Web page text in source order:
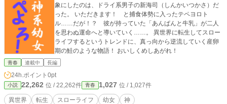
象にしたのは、ドライ系男子の新海司（しんかいつかさ）だ
った。 いただきます！ と捕食体勢に入ったテペヨロト
ル……だが！？ 彼が持っていた「あんぱんと牛乳」が二人
を思わぬ運命へと導いていく……。 異世界に転生してスロー
ライフするというトレンドに、真っ向から逆流していく産卵
期の鮭のような物語！ おいしくめしあがれ！
青春 連載中 長編
24h.ポイント 0pt
小説 22,262 位 / 22,262件 青春 1,027 位 / 1,027件
異世界 転生 スローライフ 幼女 神